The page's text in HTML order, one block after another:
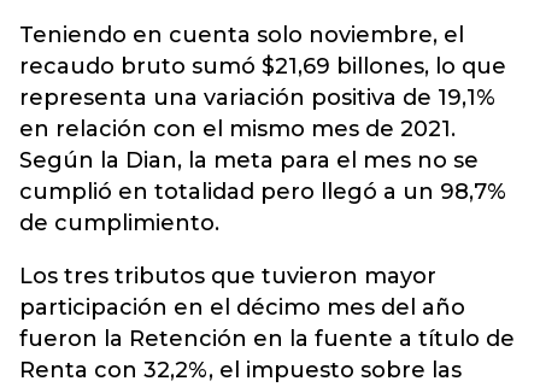
Teniendo en cuenta solo noviembre, el
recaudo bruto sumó $21,69 billones, lo que
representa una variación positiva de 19,1%
en relación con el mismo mes de 2021.
Según la Dian, la meta para el mes no se
cumplió en totalidad pero llegó a un 98,7%
de cumplimiento.
Los tres tributos que tuvieron mayor
participación en el décimo mes del año
fueron la Retención en la fuente a título de
Renta con 32,2%, el impuesto sobre las